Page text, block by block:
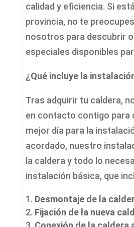
calidad y eficiencia. Si
provincia, no te
nosotros para descubrir
especiales disponibles
¿Qué incluye la
Tras adquirir tu caldera,
en contacto contigo para
mejor día para la
acordado, nuestro
la caldera y todo lo
instalación básica, que
Desmontaje de la
Fijación de la nueva